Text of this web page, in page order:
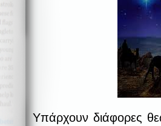
Υπάρχουν διάφορες